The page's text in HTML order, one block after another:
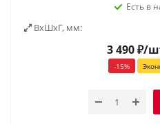
Есть в
ВxШxГ, мм:
3 490₽/
-15%